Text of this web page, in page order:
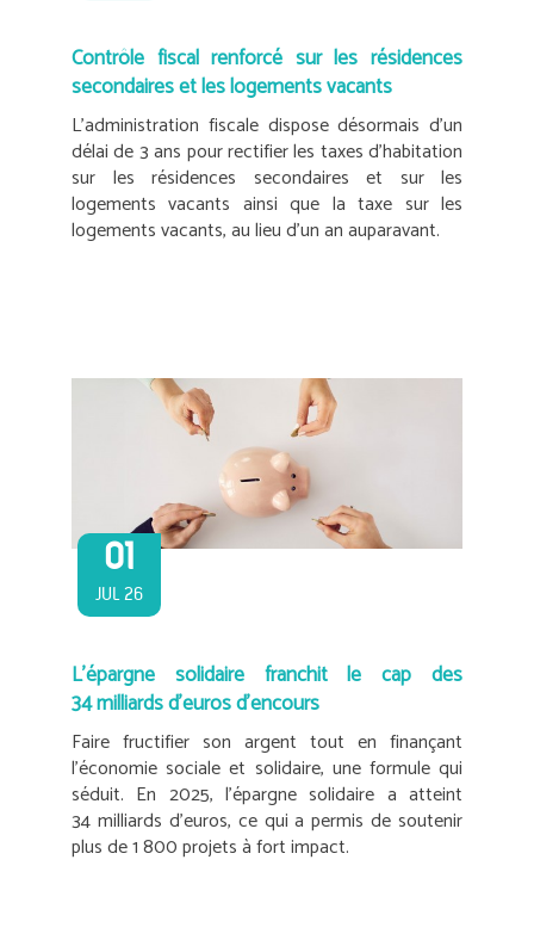
Contrôle fiscal renforcé sur les résidences
secondaires et les logements vacants
L’administration fiscale dispose désormais d’un
délai de 3 ans pour rectifier les taxes d’habitation
sur les résidences secondaires et sur les
logements vacants ainsi que la taxe sur les
logements vacants, au lieu d’un an auparavant.
01
JUL 26
L’épargne solidaire franchit le cap des
34 milliards d’euros d’encours
Faire fructifier son argent tout en finançant
l’économie sociale et solidaire, une formule qui
séduit. En 2025, l’épargne solidaire a atteint
34 milliards d’euros, ce qui a permis de soutenir
plus de 1 800 projets à fort impact.